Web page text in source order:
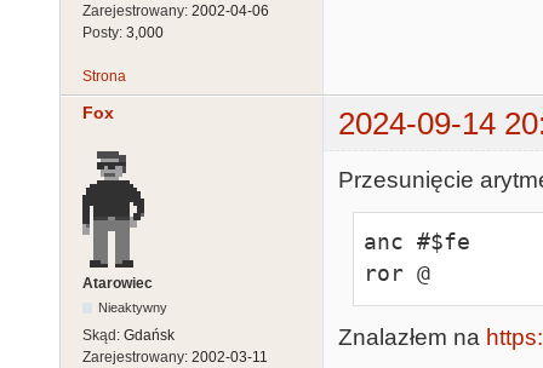
Zarejestrowany: 2002-04-06
Posty: 3,000
Strona
Fox 2024-09-14
Atarowiec
Nieaktywny
Skąd: Gdańsk
Zarejestrowany: 2002-03-11
Przesunięcie
anc #$fe
ror @
Znalazłem na